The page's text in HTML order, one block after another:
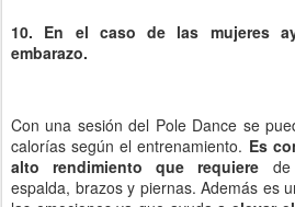
10. En el caso de las mujeres
embarazo.
Con una sesión del Pole Dance se
calorías según el entrenamiento. Es
alto rendimiento que requiere de
espalda, brazos y piernas. Además es